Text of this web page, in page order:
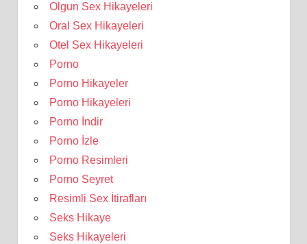
Olgun Sex Hikayeleri
Oral Sex Hikayeleri
Otel Sex Hikayeleri
Porno
Porno Hikayeler
Porno Hikayeleri
Porno İndir
Porno İzle
Porno Resimleri
Porno Seyret
Resimli Sex İtirafları
Seks Hikaye
Seks Hikayeleri